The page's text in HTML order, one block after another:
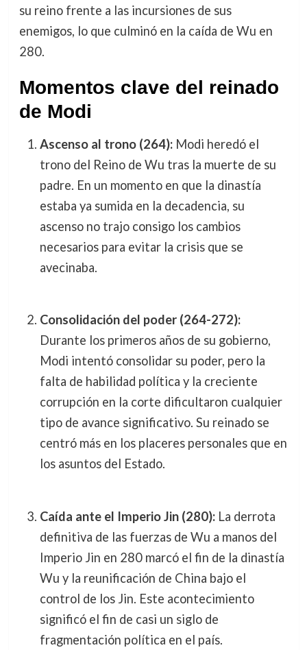
su reino frente a las incursiones de sus
enemigos, lo que culminó en la caída de Wu en
280.
Momentos clave del reinado
de Modi
Ascenso al trono (264):Modi heredó el
trono del Reino de Wu tras la muerte de su
padre. En un momento en que la dinastía
estaba ya sumida en la decadencia, su
ascenso no trajo consigo los cambios
necesarios para evitar la crisis que se
avecinaba.
Consolidación del poder (264-272):
Durante los primeros años de su gobierno,
Modi intentó consolidar su poder, pero la
falta de habilidad política y la creciente
corrupción en la corte dificultaron cualquier
tipo de avance significativo. Su reinado se
centró más en los placeres personales que en
los asuntos del Estado.
Caída ante el Imperio Jin (280):La derrota
definitiva de las fuerzas de Wu a manos del
Imperio Jin en 280 marcó el fin de la dinastía
Wu y la reunificación de China bajo el
control de los Jin. Este acontecimiento
significó el fin de casi un siglo de
fragmentación política en el país.